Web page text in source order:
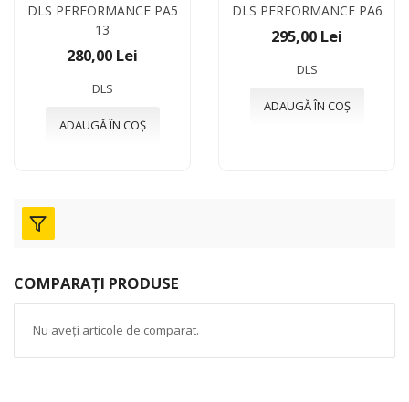
DLS PERFORMANCE PA5
13
280,00 Lei
DLS
ADAUGĂ ÎN COȘ
DLS PERFORMANCE PA6
295,00 Lei
DLS
ADAUGĂ ÎN COȘ
COMPARAȚI PRODUSE
Nu aveți articole de comparat.